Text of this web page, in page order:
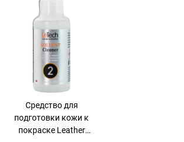
Средcтво для
подготовки кожи к
покраске Leather